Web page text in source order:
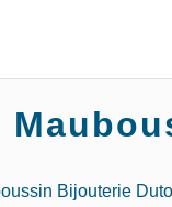
Bijouterie